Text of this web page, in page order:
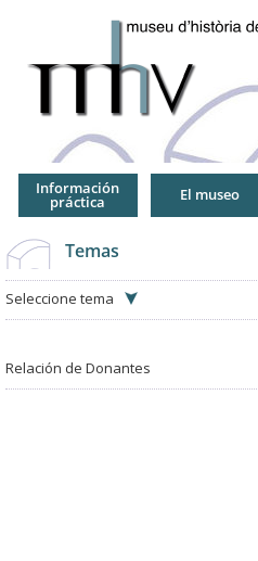
Información
práctica El museo
Temas
Seleccione tema
Relación de Donantes